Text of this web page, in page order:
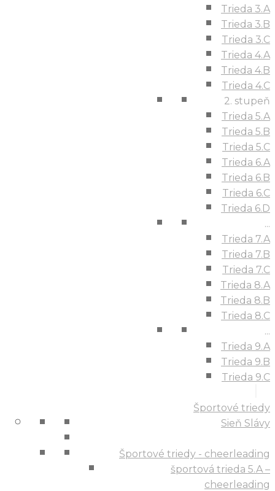
Trieda 3.A
Trieda 3.B
Trieda 3.C
Trieda 4.A
Trieda 4.B
Trieda 4.C
2. stupeň
Trieda 5.A
Trieda 5.B
Trieda 5.C
Trieda 6.A
Trieda 6.B
Trieda 6.C
Trieda 6.D
...
Trieda 7.A
Trieda 7.B
Trieda 7.C
Trieda 8.A
Trieda 8.B
Trieda 8.C
...
Trieda 9.A
Trieda 9.B
Trieda 9.C
Športové triedy
Sieň Slávy
Športové triedy - cheerleading
športová trieda 5.A –
cheerleading